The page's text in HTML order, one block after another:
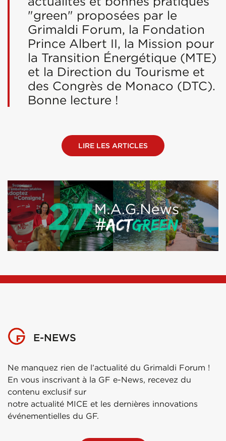
"green" proposées par le
Grimaldi Forum, la Fondation
Prince Albert II, la Mission pour
la Transition Énergétique (MTE)
et la Direction du Tourisme et
des Congrès de Monaco (DTC).
Bonne lecture !
LIRE LES ARTICLES
E-NEWS
Ne manquez rien de l’actualité du Grimaldi Forum !
En vous inscrivant à la GF e-News, recevez du
contenu exclusif sur
notre actualité MICE et les dernières innovations
événementielles du GF.